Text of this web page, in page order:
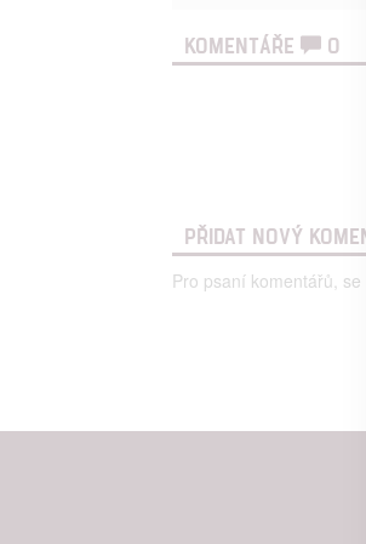
KOMENTÁŘE 0
PŘIDAT NOVÝ
Pro psaní komentářů, se